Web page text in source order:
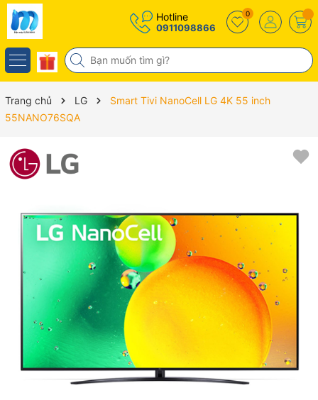
Hotline
0911098866
0
Trang chủ LG
Smart Tivi NanoCell LG 4K 55 inch
55NANO76SQA